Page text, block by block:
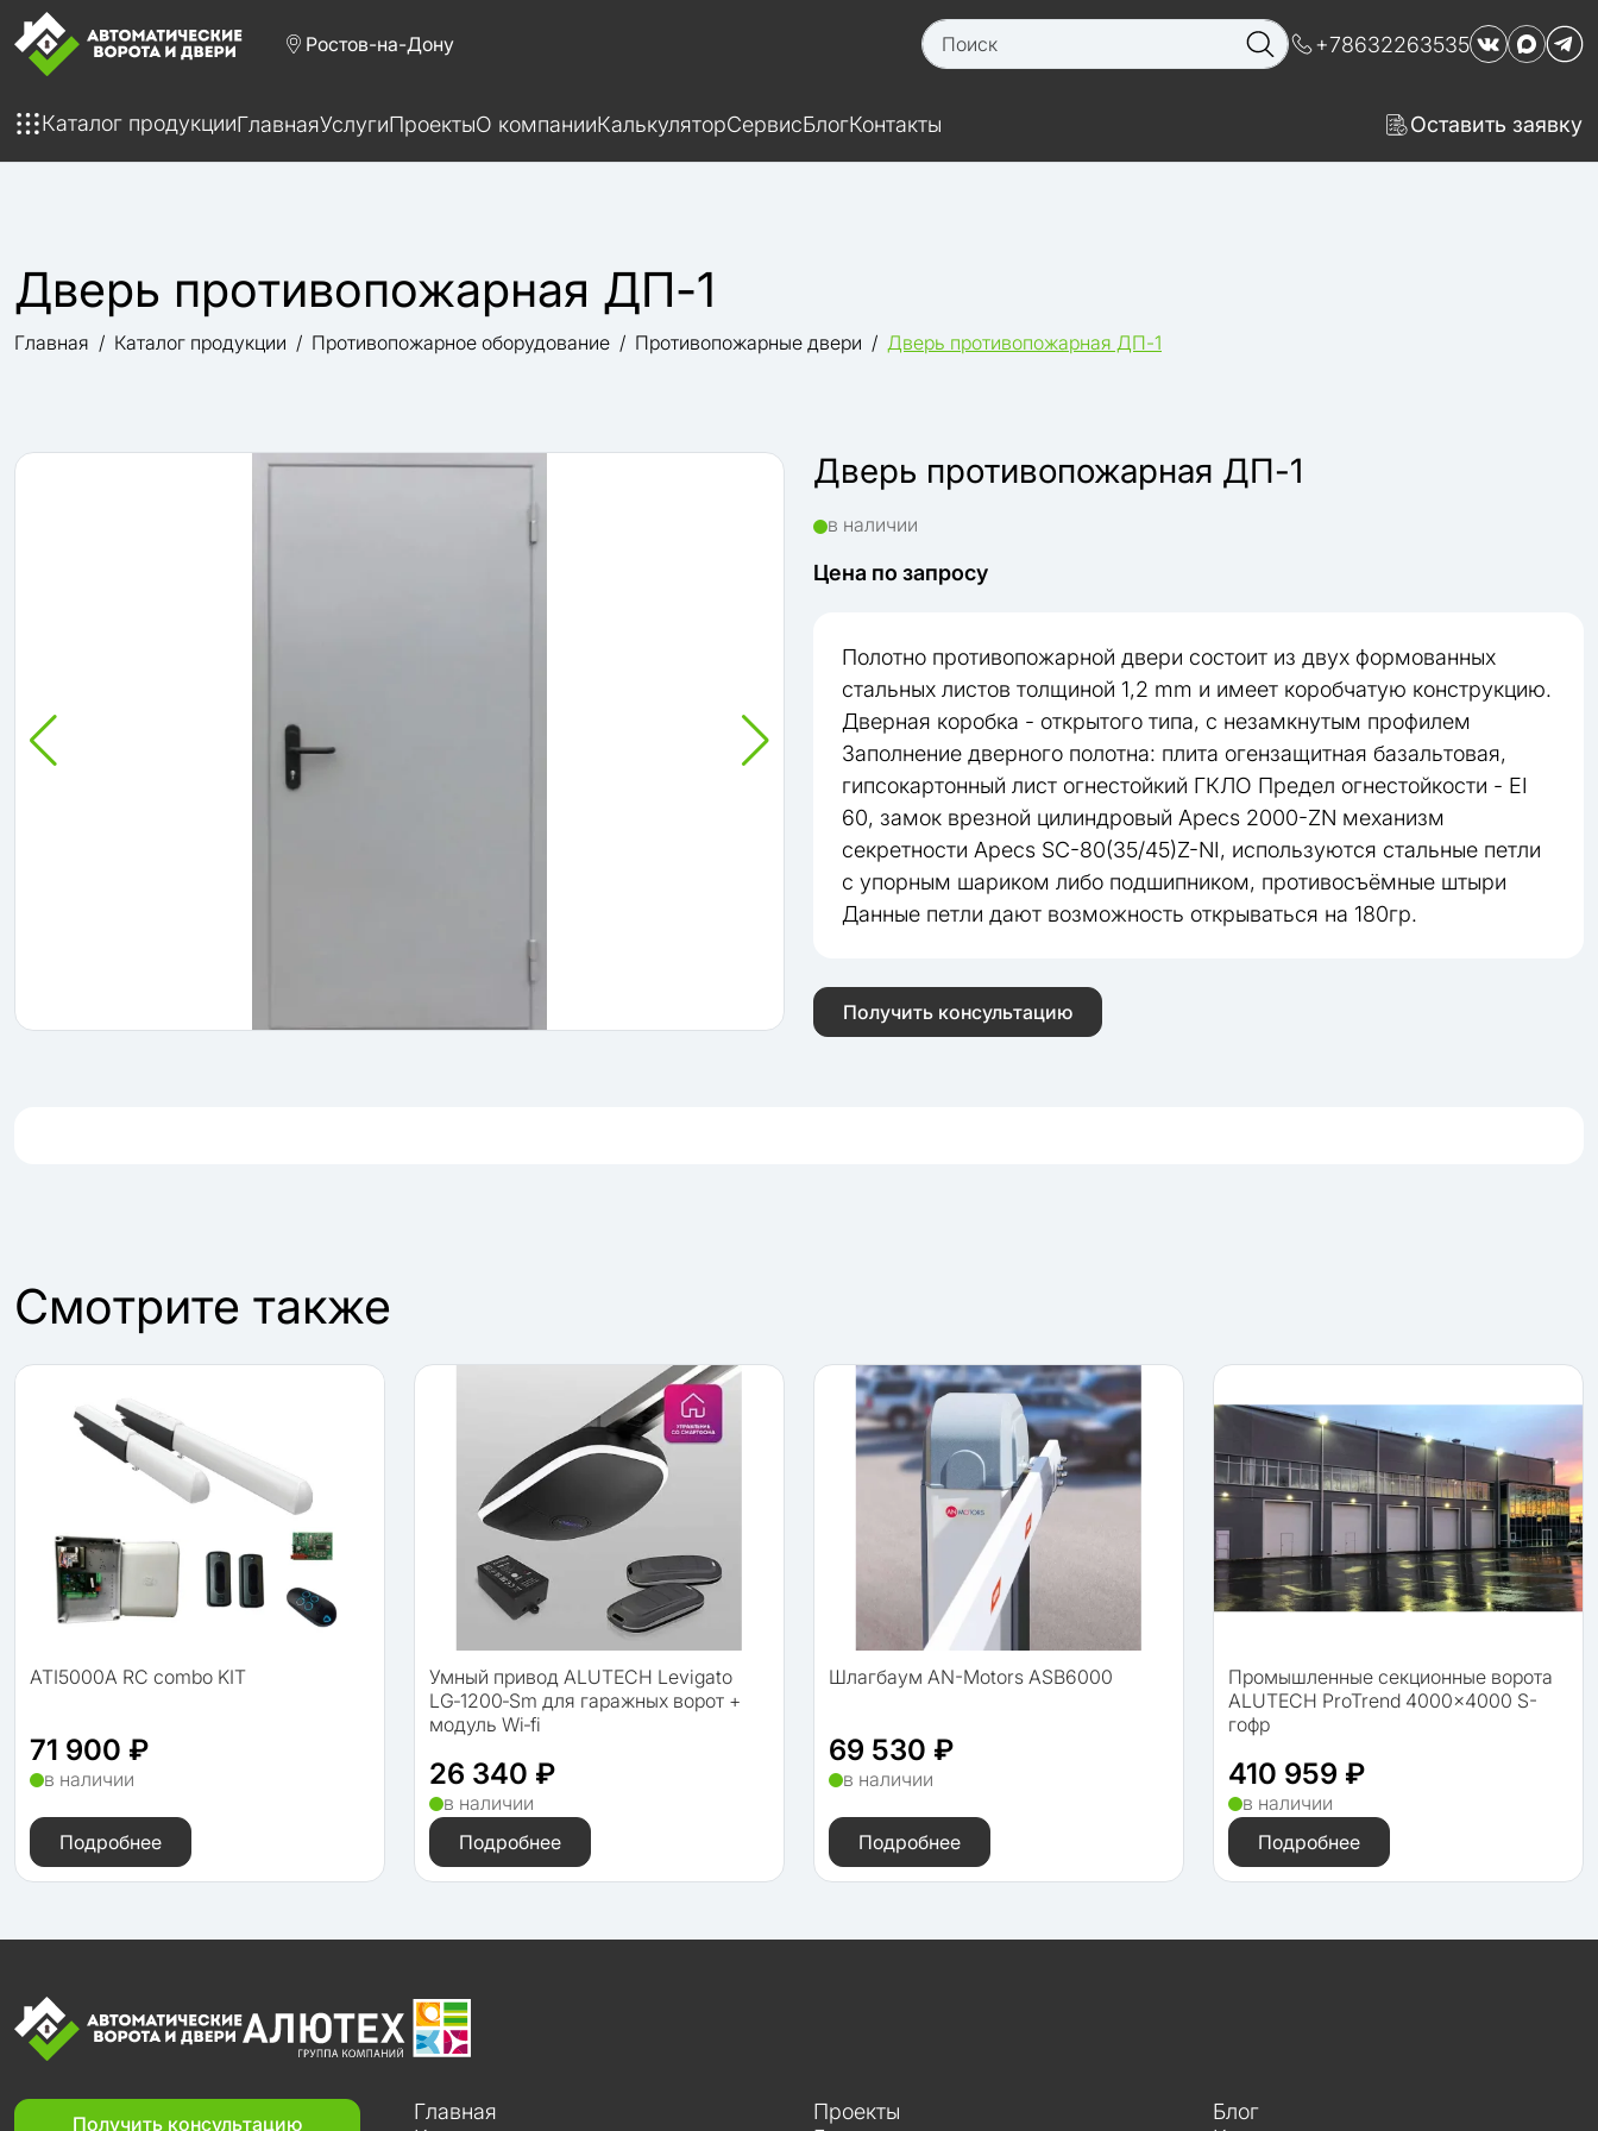
Ростов-на-Дону +78632263535
Каталог продукцииГлавнаяУслугиПроектыО компанииКалькуляторСервисБлогКонтакты Оставить заявку
Дверь противопожарная ДП-1
Главная Каталог продукции Противопожарное оборудование Противопожарные двери Дверь противопожарная ДП-1
Дверь противопожарная ДП-1
в наличии
Цена по запросу
Полотно противопожарной двери состоит из двух формованных
стальных листов толщиной 1,2 mm и имеет коробчатую конструкцию.
Дверная коробка - открытого типа, с незамкнутым профилем
Заполнение дверного полотна: плита огензащитная базальтовая,
гипсокартонный лист огнестойкий ГКЛО Предел огнестойкости - EI
60, замок врезной цилиндровый Apecs 2000-ZN механизм
секретности Apecs SC-80(35/45)Z-NI, используются стальные петли
с упорным шариком либо подшипником, противосъёмные штыри
Данные петли дают возможность открываться на 180гр.
Получить консультацию
Cмотрите также
ATI5000A RC combo KIT
71 900 ₽
в наличии
Подробнее
Умный привод ALUTECH Levigato
LG‑1200‑Sm для гаражных ворот +
модуль Wi‑fi
26 340 ₽
в наличии
Подробнее
Шлагбаум AN-Motors ASB6000
69 530 ₽
в наличии
Подробнее
Промышленные секционные ворота
ALUTECH ProTrend 4000×4000 S-
гофр
410 959 ₽
в наличии
Подробнее
Получить консультацию
Главная
Проекты
Блог